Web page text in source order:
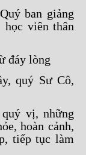
ban giảng
học viên thân
đáy lòng
quý Sư Cô,
vị, những
hoàn cảnh,
tiếp tục làm